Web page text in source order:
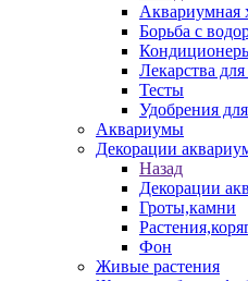
Аквариумная
Борьба с
Лекарства
Тесты
Удобрения
Аквариумы
Декорации
Назад
Декорации
Гроты,камни
Фон
Живые растения